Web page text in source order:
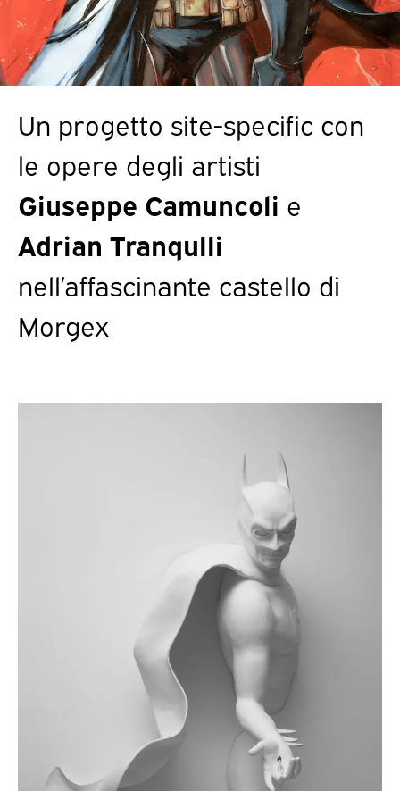
Un progetto site-specific con
le opere degli artisti
Giuseppe Camuncoli e
Adrian Tranqulli
nell’affascinante castello di
Morgex